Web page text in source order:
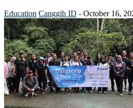
Education Canggih ID - October 16,